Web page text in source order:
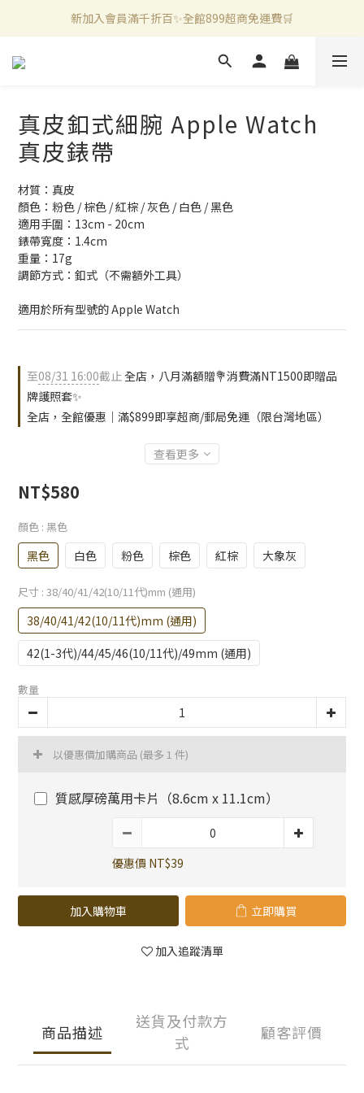
新加入會員滿千折百✨全館899超商免運費🛒
新加入會員滿千折百✨全館899超商免運費🛒
官方LINE好友募集中🤍加入領取50元購物金✨
真皮釦式細腕 Apple Watch
真皮錶帶
材質：真皮
顏色：粉色 / 棕色 / 紅棕 / 灰色 / 白色 / 黑色
適用手圍：13cm - 20cm
錶帶寬度：1.4cm
重量：17g
調節方式：釦式（不需額外工具）
適用於所有型號的 Apple Watch
至08/31 16:00截止全店，八月滿額贈💐消費滿NT1500即贈品
牌護照套✨
全店，全館優惠｜滿$899即享超商/郵局免運（限台灣地區）
查看更多
NT$580
顏色 : 黑色
黑色 白色 粉色 棕色 紅棕 大象灰
尺寸 : 38/40/41/42(10/11代)mm (通用)
38/40/41/42(10/11代)mm (通用)
42(1-3代)/44/45/46(10/11代)/49mm (通用)
數量
以優惠價加購商品 (最多 1 件)
質感厚磅萬用卡片（8.6cm x 11.1cm）
優惠價 NT$39
加入購物車 立即購買
加入追蹤清單
商品描述
送貨及付款方
式
顧客評價